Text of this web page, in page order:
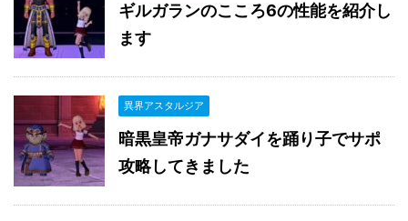
ギルガランのこころ6の性能を紹介し
ます
異界アスタルジア
暗黒皇帝ガナサダイを踊り子でサポ
攻略してきました